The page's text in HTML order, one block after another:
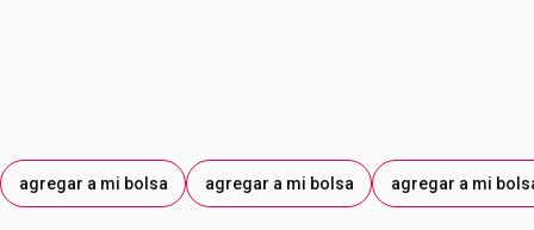
agregar a mi bolsa agregar a mi bolsa agregar a mi